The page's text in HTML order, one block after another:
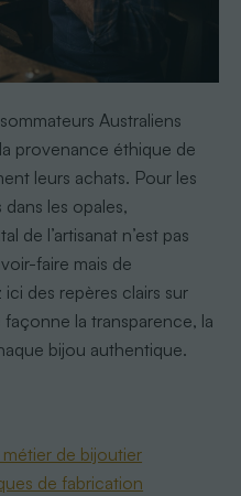
Australiens
provenance éthique de
leurs achats. Pour les
les opales,
de l’artisanat n’est pas
faire mais de
des repères clairs sur
façonne la transparence, la
bijou authentique.
de bijoutier
de fabrication